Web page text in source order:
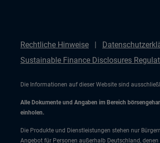
Rechtliche Hinweise
Sustainable Finance Disclosures
Die Informationen auf dieser Website sind
Alle Dokumente und Angaben im Bereich
einholen.
Die Produkte und Dienstleistungen stehen nur
Angebot für Personen außerhalb Deutschland,